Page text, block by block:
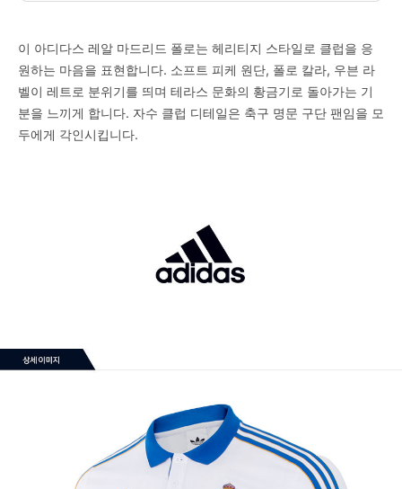
이 아디다스 레알 마드리드 폴로는 헤리티지 스타일로 클럽을 응
원하는 마음을 표현합니다. 소프트 피케 원단, 폴로 칼라, 우븐 라
벨이 레트로 분위기를 띄며 테라스 문화의 황금기로 돌아가는 기
분을 느끼게 합니다. 자수 클럽 디테일은 축구 명문 구단 팬임을 모
두에게 각인시킵니다.